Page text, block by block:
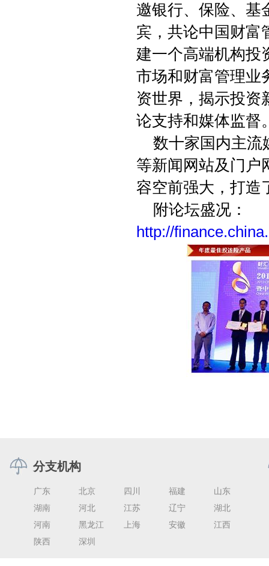
邀银行、保险、基
宾，共论中国财富
建一个高端机构投
市场和财富管理业
资世界，揭示投资
论支持和媒体监督
数十家国内主流
等新闻网站及门户
容空前强大，打造
附论坛盛况：
http://
分支机构
广东 北京 四川 福建
山东
湖南
河北 江苏 辽宁
湖北
河南
黑龙江 上海 安徽
江西
陕西
深圳